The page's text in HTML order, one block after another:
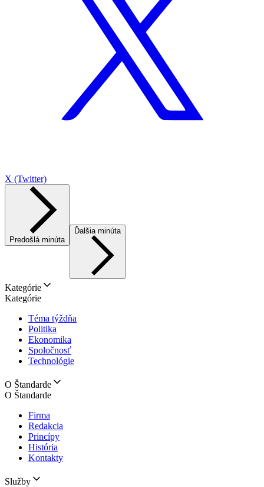
X (Twitter)
Predošlá minúta
Ďalšia minúta
Kategórie
Kategórie
Téma týždňa
Politika
Ekonomika
Spoločnosť
Technológie
O Štandarde
O Štandarde
Firma
Redakcia
Princípy
História
Kontakty
Služby